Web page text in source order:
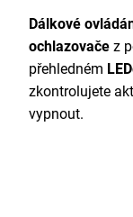
Dálkové
ochlazovače z
přehledném LED
zkontrolujete
vypnout.